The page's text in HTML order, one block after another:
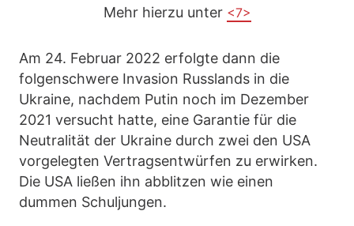
Mehr hierzu unter <7>
Am 24. Februar 2022 erfolgte dann die
folgenschwere Invasion Russlands in die
Ukraine, nachdem Putin noch im Dezember
2021 versucht hatte, eine Garantie für die
Neutralität der Ukraine durch zwei den USA
vorgelegten Vertragsentwürfen zu erwirken.
Die USA ließen ihn abblitzen wie einen
dummen Schuljungen.